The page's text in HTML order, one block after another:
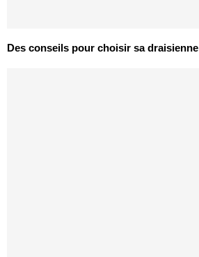
Des conseils pour choisir sa draisienne